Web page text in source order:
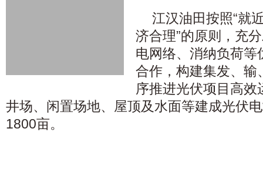
江汉油田按照“就
济合理”的原则，充
电网络、消纳负荷等
合作，构建集发、输
序推进光伏项目高
井场、闲置场地、屋顶及水面等建成光伏
1800亩。